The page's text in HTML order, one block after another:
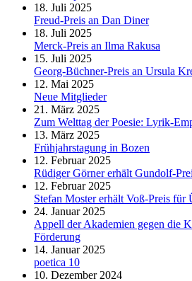
18. Juli 2025
Freud-Preis an Dan Diner
18. Juli 2025
Merck-Preis an Ilma Rakusa
15. Juli 2025
Georg-Büchner-Preis an Ursula
12. Mai 2025
Neue Mitglieder
21. März 2025
Zum Welttag der Poesie: Lyrik-
13. März 2025
Frühjahrstagung in Bozen
12. Februar 2025
Rüdiger Görner erhält Gundolf-
12. Februar 2025
Stefan Moster erhält Voß-Preis für
24. Januar 2025
Appell der Akademien gegen die
Förderung
14. Januar 2025
poetica 10
10. Dezember 2024